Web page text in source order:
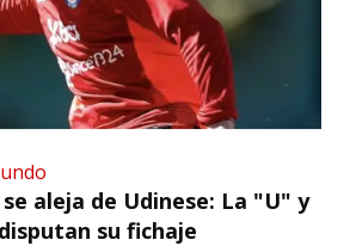
se aleja de Udinese: La "U" y
su fichaje